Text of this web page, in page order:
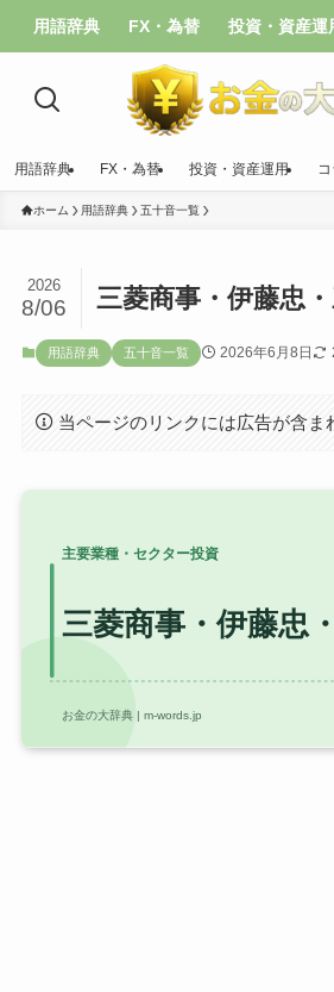
用語辞典 FX・為替 投資・資産運
用語辞典 FX・為替 投資・資産運用
ホーム 用語辞典 五十音一覧
三菱商事・伊藤忠
2026
8/06
用語辞典 五十音一覧 2026年6月8日
当ページのリンクには広告が含ま